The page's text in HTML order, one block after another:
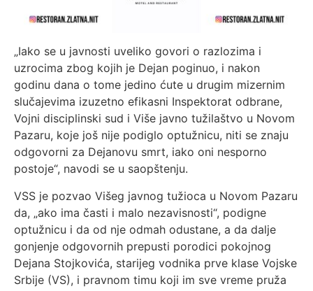
„Iako se u javnosti uveliko govori o razlozima i
uzrocima zbog kojih je Dejan poginuo, i nakon
godinu dana o tome jedino ćute u drugim mizernim
slučajevima izuzetno efikasni Inspektorat odbrane,
Vojni disciplinski sud i Više javno tužilaštvo u Novom
Pazaru, koje još nije podiglo optužnicu, niti se znaju
odgovorni za Dejanovu smrt, iako oni nesporno
postoje“, navodi se u saopštenju.
VSS je pozvao Višeg javnog tužioca u Novom Pazaru
da, „ako ima časti i malo nezavisnosti“, podigne
optužnicu i da od nje odmah odustane, a da dalje
gonjenje odgovornih prepusti porodici pokojnog
Dejana Stojkovića, starijeg vodnika prve klase Vojske
Srbije (VS), i pravnom timu koji im sve vreme pruža